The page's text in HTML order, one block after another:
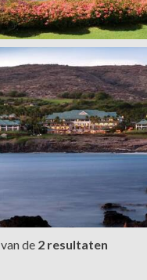
van de 2 resultaten